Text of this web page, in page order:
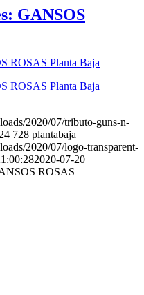
GANSOS
2020/07/tributo-guns-n-
728 plantabaja
2020/07/logo-transparent-
2020-07-20
ROSAS